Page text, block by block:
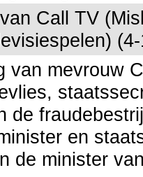
Call TV
van mevrouw
de
en
de minister